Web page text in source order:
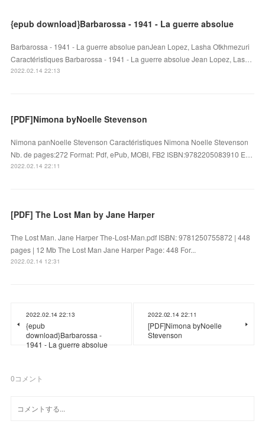
{epub download}Barbarossa - 1941 - La guerre absolue
Barbarossa - 1941 - La guerre absolue panJean Lopez, Lasha Otkhmezuri
Caractéristiques Barbarossa - 1941 - La guerre absolue Jean Lopez, Las…
2022.02.14 22:13
[PDF]Nimona byNoelle Stevenson
Nimona panNoelle Stevenson Caractéristiques Nimona Noelle Stevenson
Nb. de pages:272 Format: Pdf, ePub, MOBI, FB2 ISBN:9782205083910 E…
2022.02.14 22:11
[PDF] The Lost Man by Jane Harper
The Lost Man. Jane Harper The-Lost-Man.pdf ISBN: 9781250755872 | 448
pages | 12 Mb The Lost Man Jane Harper Page: 448 For...
2022.02.14 12:31
2022.02.14 22:13
{epub
download}Barbarossa -
1941 - La guerre absolue
2022.02.14 22:11
[PDF]Nimona byNoelle
Stevenson
0コメント